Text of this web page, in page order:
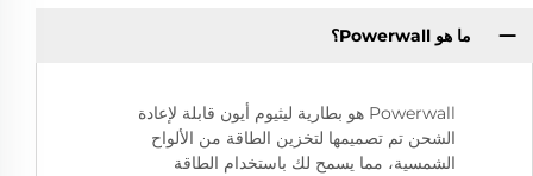
ما هو Powerwall؟
Powerwall هو بطارية ليثيوم أيون قابلة لإعادة
الشحن تم تصميمها لتخزين الطاقة من الألواح
الشمسية، مما يسمح لك باستخدام الطاقة